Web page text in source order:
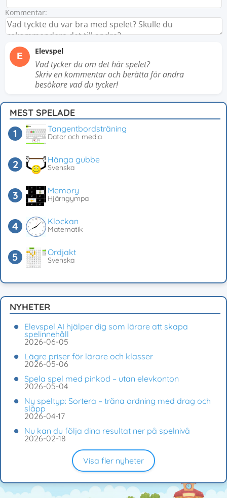
Kommentar:
E Elevspel
Vad tycker du om det här spelet?
Skriv en kommentar och berätta för andra
besökare vad du tycker!
MEST SPELADE
Tangentbordsträning
Dator och media
Hänga gubbe
Svenska
Memory
Hjärngympa
Klockan
Matematik
Ordjakt
Svenska
NYHETER
Elevspel AI hjälper dig som lärare att skapa
spelinnehåll
2026-06-05
Lägre priser för lärare och klasser
2026-05-06
Spela spel med pinkod – utan elevkonton
2026-05-04
Ny speltyp: Sortera – träna ordning med drag och
släpp
2026-04-17
Nu kan du följa dina resultat ner på spelnivå
2026-02-18
Visa fler nyheter